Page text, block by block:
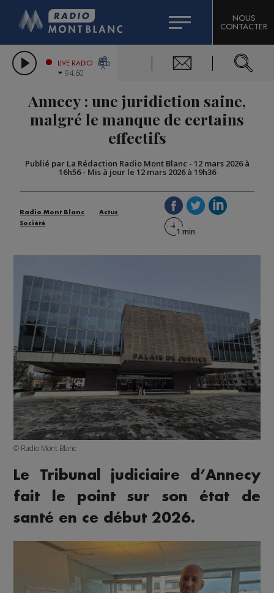
LES CHRONIQUES DE L'EXPERT
CITIZEN MACHINERY
GRAND MASSIF DOMAINES SKIABLES
BIGARD
COMPAGNIE DU MONT-BLANC
NOUS
CONTACTER
LIVE RADIO
94.60
Annecy : une juridiction saine,
malgré le manque de certains
effectifs
Publié par La Rédaction Radio Mont Blanc - 12 mars 2026 à
16h56- Mis à jour le 12 mars 2026 à 19h36
Radio Mont Blanc
Actus
Société
© Radio Mont Blanc
Le Tribunal judiciaire d’Annecy
fait le point sur son état de
santé en ce début 2026.